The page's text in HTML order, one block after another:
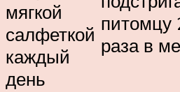
мягкой
салфеткой
каждый
день
питомцу
раза в